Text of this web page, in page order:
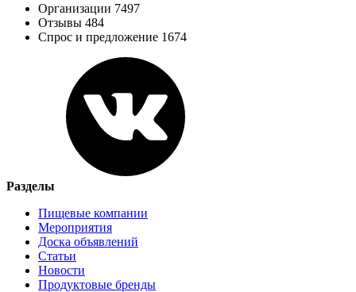
Организации 7497
Отзывы 484
Спрос и предложение 1674
Разделы
Пищевые компании
Мероприятия
Доска объявлений
Статьи
Новости
Продуктовые бренды